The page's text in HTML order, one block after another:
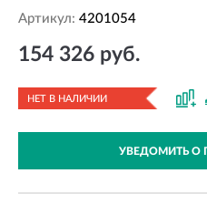
Артикул: 4201054
154 326 руб.
НЕТ В НАЛИЧИИ
УВЕДОМИТЬ О